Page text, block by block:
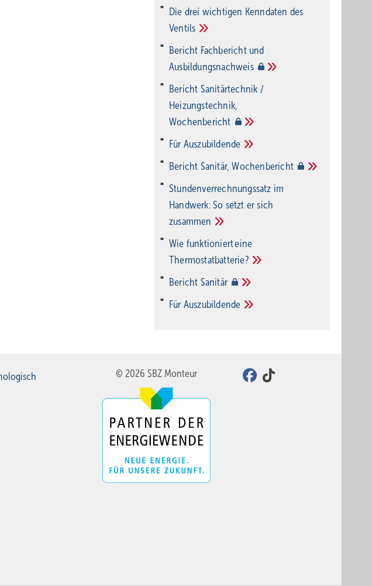
Die drei wichtigen Kenndaten des
Ventils
Bericht Fachbericht und
Ausbildungsnachweis
Bericht Sanitärtechnik /
Heizungstechnik,
Wochenbericht
Für Auszubildende
Bericht Sanitär,Wochenbericht
Stundenverrechnungssatz im
Handwerk: So setzt er sich
zusammen
Wie funktioniert eine
Thermostatbatterie?
Bericht Sanitär
Für Auszubildende
© 2026 SBZ Monteur